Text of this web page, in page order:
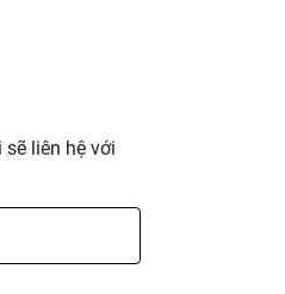
liên hệ với